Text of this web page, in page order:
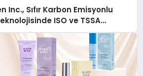
Inc., Sıfır Karbon Emisyonlu
ISO ve TSSA
Aldı